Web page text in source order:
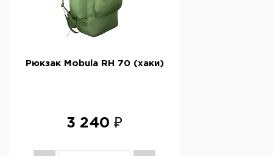
Рюкзак Mobula RH 70 (хаки)
3 240 ₽